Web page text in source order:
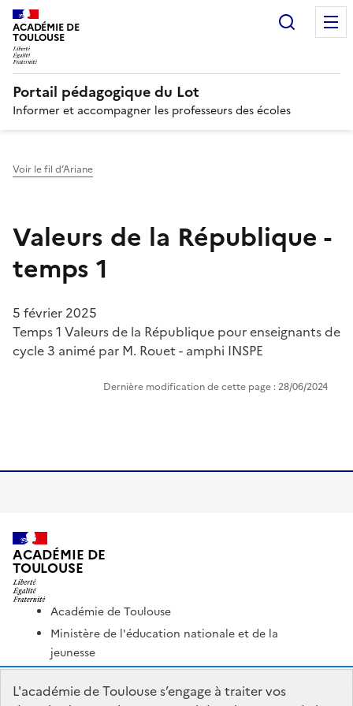
ACADÉMIE DE
TOULOUSE
Portail pédagogique du Lot
Informer et accompagner les professeurs des écoles
Voir le fil d’Ariane
Valeurs de la République -
temps 1
5 février 2025
Temps 1 Valeurs de la République pour enseignants de
cycle 3 animé par M. Rouet - amphi INSPE
Dernière modification de cette page : 28/06/2024
ACADÉMIE DE
TOULOUSE
Académie de Toulouse
Ministère de l'éducation nationale et de la
jeunesse
Ministère de l'enseignement supérieur et de la
recherche
L'académie de Toulouse s’engage à traiter vos